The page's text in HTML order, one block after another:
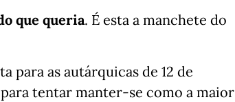
que queria. É esta a manchete do
para as autárquicas de 12 de
tentar manter-se como a maior